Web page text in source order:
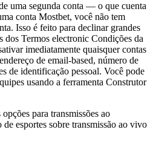
uma segunda conta — o que cuenta
conta Mostbet, você não tem
Isso é feito para declinar grandes
dos Termos electronic Condições da
imediatamente quaisquer contas
de email-based, número de
de identificação pessoal. Você pode
usando a ferramenta Construtor
para transmissões ao
de esportes sobre transmissão ao vivo